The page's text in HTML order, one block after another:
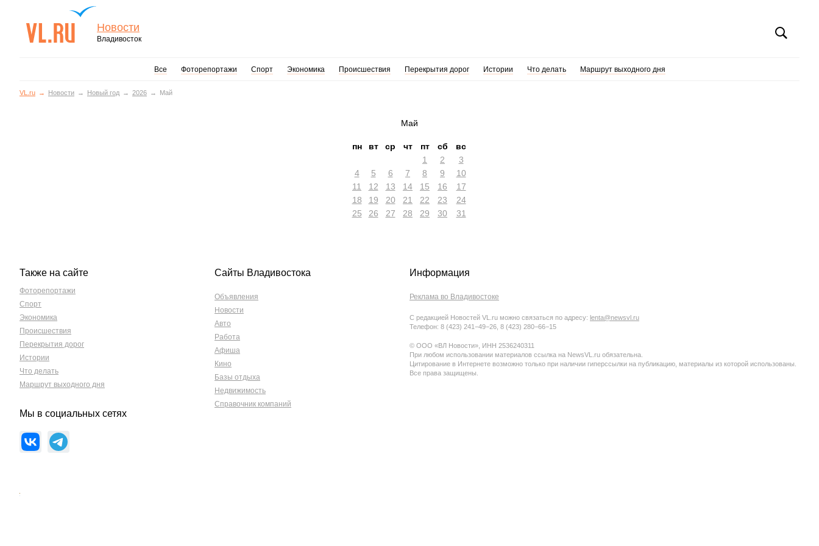
Новости
Владивосток
Все Фоторепортажи Спорт Экономика Происшествия Перекрытия дорог Истории Что делать Маршрут выходного дня
VL.ru Новости Новый год 2026 Май
Май
пн вт ср чт пт сб
вс
1
2
3
4
5 6 7 8 9
10
11
12 13 14 15 16
17
18
19 20 21 22 23
24
25
26 27 28 29 30 31
Также на сайте
Фоторепортажи
Спорт
Экономика
Происшествия
Перекрытия дорог
Истории
Что делать
Маршрут выходного дня
Мы в социальных сетях
Сайты Владивостока
Объявления
Новости
Авто
Работа
Афиша
Кино
Базы отдыха
Недвижимость
Справочник компаний
Информация
Реклама во Владивостоке
С редакцией Новостей VL.ru можно связаться по адресу: lenta@newsvl.ru
Телефон: 8 (423) 241−49−26, 8 (423) 280−66−15
© ООО «ВЛ Новости», ИНН 2536240311
При любом использовании материалов ссылка на NewsVL.ru обязательна.
Цитирование в Интернете возможно только при наличии гиперссылки на публикацию, материалы из которой использованы.
Все права защищены.